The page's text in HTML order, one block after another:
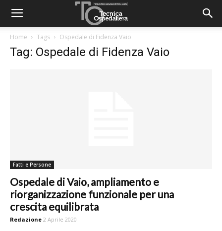
Home Tags Ospedale di Fidenza Vaio
Tag: Ospedale di Fidenza Vaio
Fatti e Persone
Ospedale di Vaio, ampliamento e
riorganizzazione funzionale per una
crescita equilibrata
Redazione 2 Aprile 2020